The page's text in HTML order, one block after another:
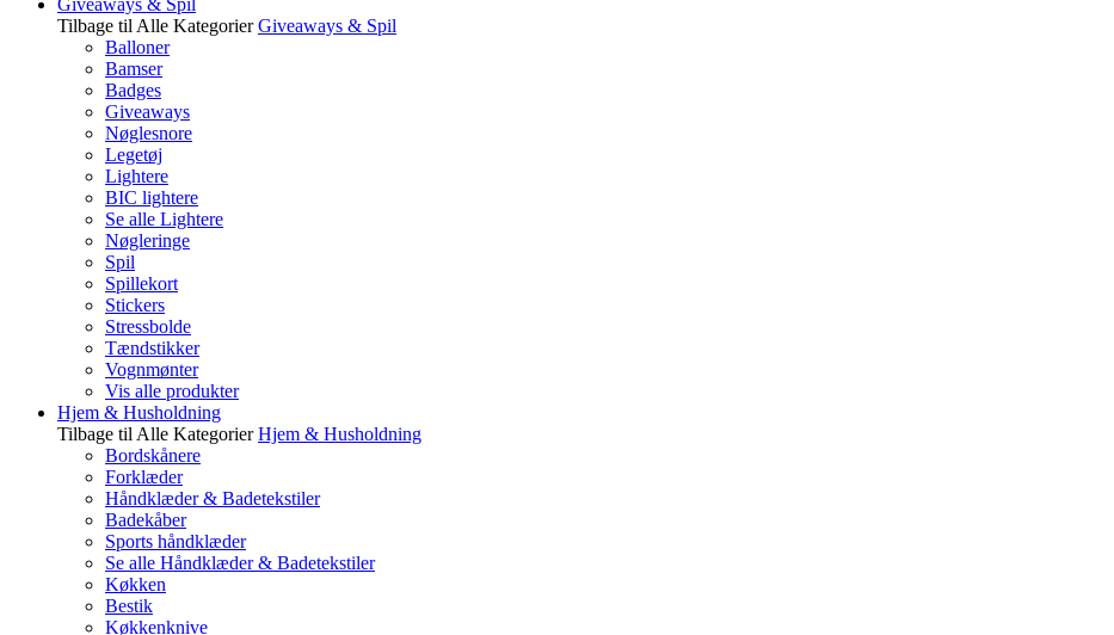
Giveaways & Spil
Tilbage til Alle Kategorier Giveaways & Spil
Balloner
Bamser
Badges
Giveaways
Nøglesnore
Legetøj
Lightere
BIC lightere
Se alle Lightere
Nøgleringe
Spil
Spillekort
Stickers
Stressbolde
Tændstikker
Vognmønter
Vis alle produkter
Hjem & Husholdning
Tilbage til Alle Kategorier Hjem & Husholdning
Bordskånere
Forklæder
Håndklæder & Badetekstiler
Badekåber
Sports håndklæder
Se alle Håndklæder & Badetekstiler
Køkken
Bestik
Køkkenknive